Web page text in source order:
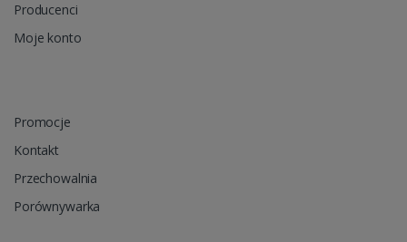
Producenci
Moje konto
Promocje
Kontakt
Przechowalnia
Porównywarka